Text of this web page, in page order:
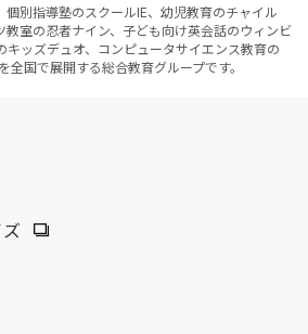
個別指導塾のスクールIE、幼児教育のチャイル
教室の忍者ナイン、子ども向け英会話のウィンビ
キッズデュオ、コンピュータサイエンス教育の
全国で展開する総合教育グループです。